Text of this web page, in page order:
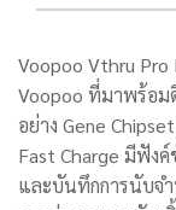
Voopoo Vthru
Voopoo ที่มาพร้อ
อย่าง Gene
Fast Charge มีฟัง
และบันทึกการนับจ